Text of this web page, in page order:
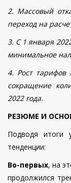
2. Массовый
переход на
3. С 1 января
минимальное
4. Рост тарифов
сокращение
2022 года.
РЕЗЮМЕ И
Подводя итоги
тенденции:
Во-первых, на
продолжился